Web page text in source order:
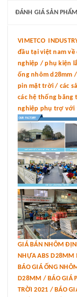
ĐÁNH GIÁ SẢN PHẨM
VIMETCO
đầu tại việt nam về
nghiệp / phụ kiện
ống nhôm d28mm
pin mặt trời / các
các hệ thống băng
nghiệp phụ trợ với
GIÁ BÁN NHÔM
NHỰA ABS D28MM
BÁO GIÁ ỐNG
D28MM / BÁO GIÁ
TRỜI 2021 / BÁO